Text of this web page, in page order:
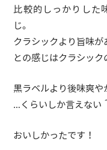
比較的しっかりした
じ。
クラシックより旨味
との感じはクラシック
黒ラベルより後味爽や
…くらいしか言えない
おいしかったです！